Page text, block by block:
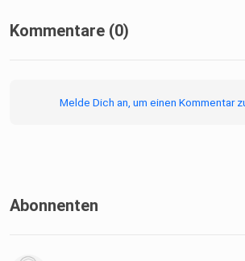
Kommentare (0)
Melde Dich an, um einen Kommentar
Abonnenten